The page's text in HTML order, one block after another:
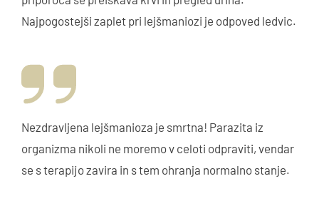
Najpogostejši zaplet pri lejšmaniozi je odpoved ledvic.
Nezdravljena lejšmanioza je smrtna! Parazita iz
organizma nikoli ne moremo v celoti odpraviti, vendar
se s terapijo zavira in s tem ohranja normalno stanje.